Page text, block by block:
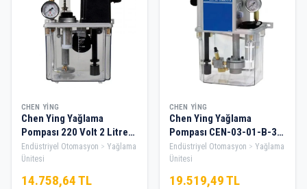
CHEN YING
Chen Ying Yağlama
Pompası 220 Volt 2 Litre
Cesmb-Type
Endüstriyel Otomasyon
Yağlama
Ünitesi
14.758,64 TL
CHEN YING
Chen Ying Yağlama
Pompası CEN-03-01-B-3
(220 Volt) 3 Litre
Endüstriyel Otomasyon
Yağlama
Ünitesi
19.519,49 TL